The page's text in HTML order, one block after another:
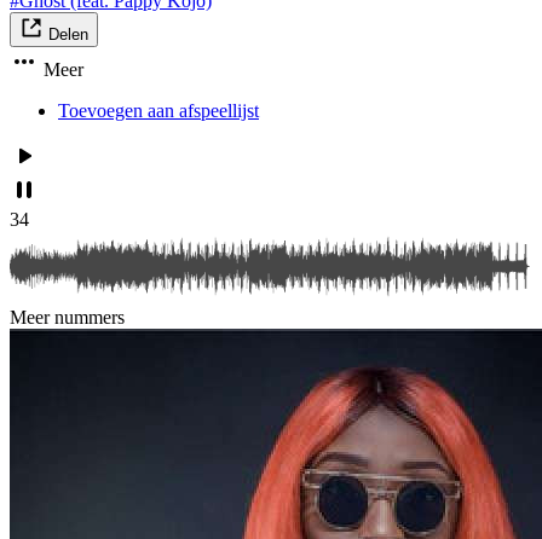
Delen
Meer
Toevoegen aan afspeellijst
34
Meer nummers